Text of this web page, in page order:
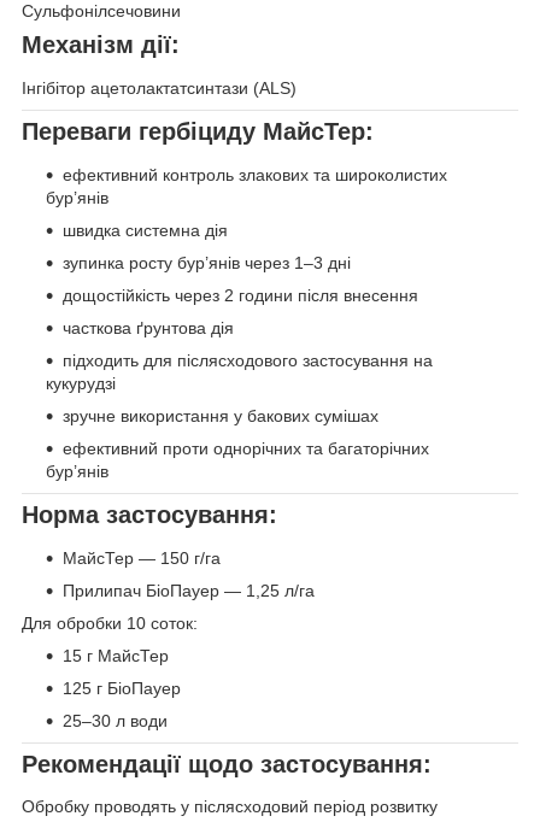
Сульфонілсечовини
Механізм дії:
Інгібітор ацетолактатсинтази (ALS)
Переваги гербіциду МайсТер:
ефективний контроль злакових та широколистих
бур’янів
швидка системна дія
зупинка росту бур’янів через 1–3 дні
дощостійкість через 2 години після внесення
часткова ґрунтова дія
підходить для післясходового застосування на
кукурудзі
зручне використання у бакових сумішах
ефективний проти однорічних та багаторічних
бур’янів
Норма застосування:
МайсТер — 150 г/га
Прилипач БіоПауер — 1,25 л/га
Для обробки 10 соток:
15 г МайсТер
125 г БіоПауер
25–30 л води
Рекомендації щодо застосування:
Обробку проводять у післясходовий період розвитку